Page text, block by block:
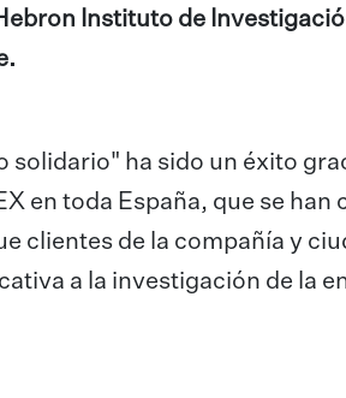
Instituto de
ha sido un éxito
en toda España, que se han
clientes de la compañía y
a la investigación de la